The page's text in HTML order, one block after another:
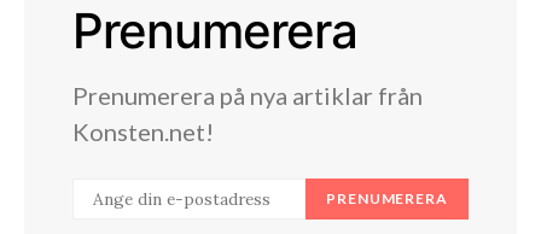
Prenumerera
Prenumerera på nya artiklar från
Konsten.net!
PRENUMERERA